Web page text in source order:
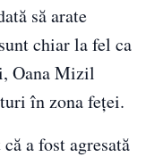
să arate
chiar la fel ca
Oana Mizil
în zona feței.
a fost agresată